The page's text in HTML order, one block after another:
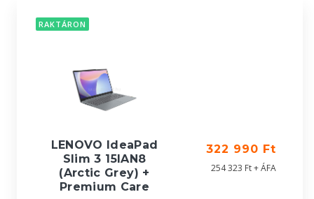
RAKTÁRON
LENOVO IdeaPad
Slim 3 15IAN8
(Arctic Grey) +
Premium Care
322 990 Ft
254 323 Ft + ÁFA